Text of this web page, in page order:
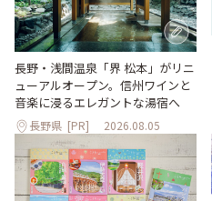
長野・浅間温泉「界 松本」がリニ
ューアルオープン。信州ワインと
音楽に浸るエレガントな湯宿へ
長野県 [PR] 2026.08.05